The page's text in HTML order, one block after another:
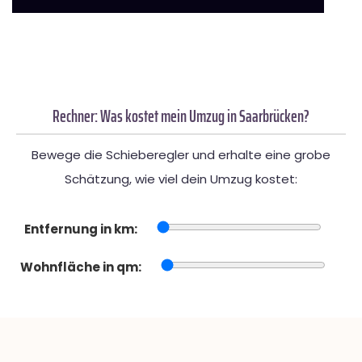
Rechner: Was kostet mein Umzug in Saarbrücken?
Bewege die Schieberegler und erhalte eine grobe
Schätzung, wie viel dein Umzug kostet:
Entfernung in km:
Wohnfläche in qm: